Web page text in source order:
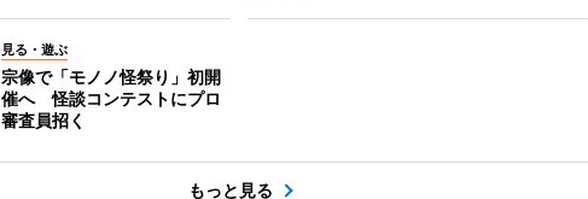
見る・遊ぶ
宗像で「モノノ怪祭り」初開
催へ 怪談コンテストにプロ
審査員招く
もっと見る